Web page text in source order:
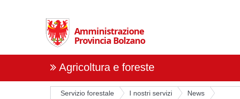
Amministrazione
Provincia Bolzano
Agricoltura e foreste
Servizio forestale I nostri servizi News